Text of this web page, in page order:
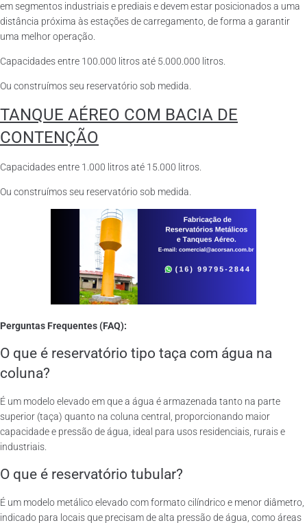
em segmentos industriais e prediais e devem estar posicionados a uma
distância próxima às estações de carregamento, de forma a garantir
uma melhor operação.
Capacidades entre 100.000 litros até 5.000.000 litros.
Ou construímos seu reservatório sob medida.
TANQUE AÉREO COM BACIA DE
CONTENÇÃO
Capacidades entre 1.000 litros até 15.000 litros.
Ou construímos seu reservatório sob medida.
Perguntas Frequentes (FAQ):
O que é reservatório tipo taça com água na
coluna?
É um modelo elevado em que a água é armazenada tanto na parte
superior (taça) quanto na coluna central, proporcionando maior
capacidade e pressão de água, ideal para usos residenciais, rurais e
industriais.
O que é reservatório tubular?
É um modelo metálico elevado com formato cilíndrico e menor diâmetro,
indicado para locais que precisam de alta pressão de água, como áreas